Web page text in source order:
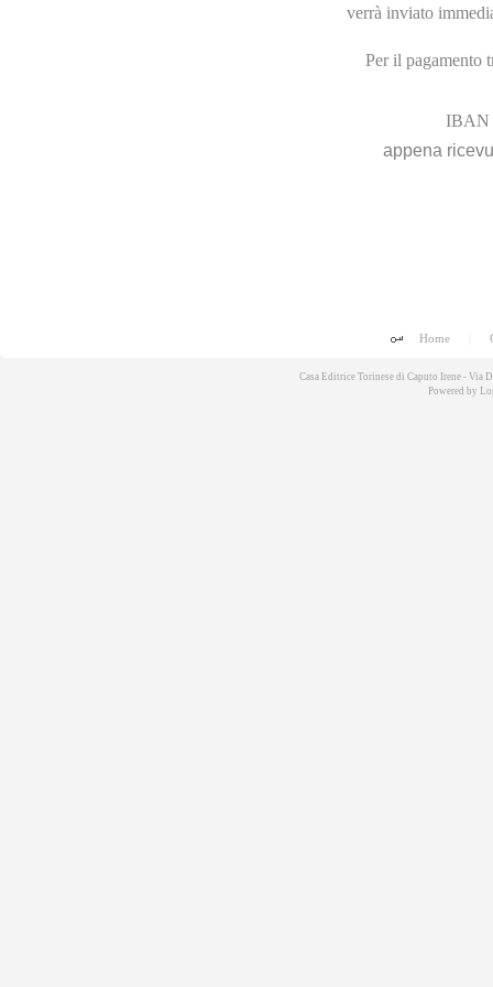
verrà inviato
Per il pagamento
IBAN
appena
Home
Casa Editrice Torinese di Caputo Irene - Via
Powered by